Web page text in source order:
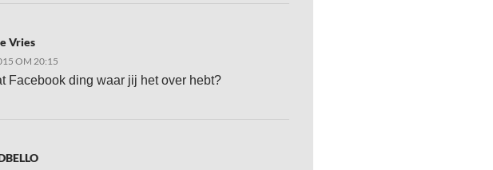
Vries
OM 20:15
Facebook ding waar jij het over hebt?